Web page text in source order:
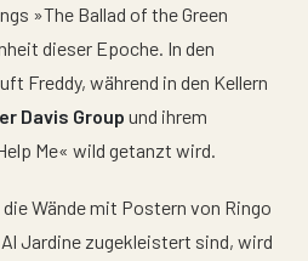
»The Ballad of the Green
dieser Epoche. In den
Freddy, während in den Kellern
Davis Group und ihrem
Me« wild getanzt wird.
Wände mit Postern von Ringo
Jardine zugekleistert sind, wird